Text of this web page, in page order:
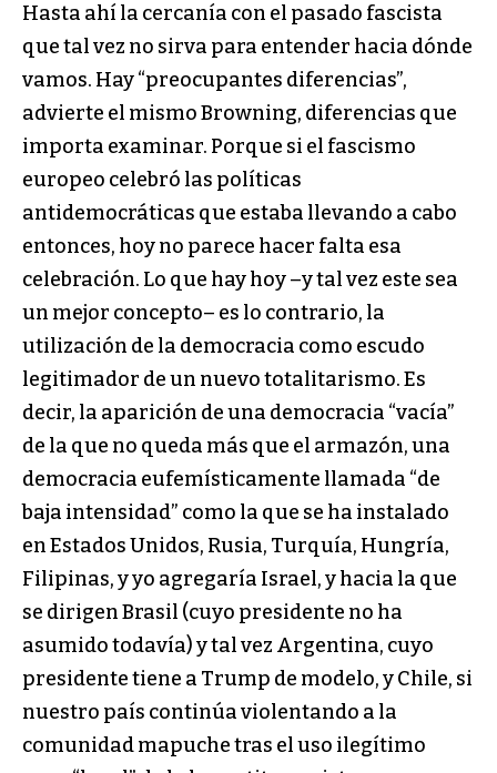
Hasta ahí la cercanía con el pasado fascista
que tal vez no sirva para entender hacia dónde
vamos. Hay “preocupantes diferencias”,
advierte el mismo Browning, diferencias que
importa examinar. Porque si el fascismo
europeo celebró las políticas
antidemocráticas que estaba llevando a cabo
entonces, hoy no parece hacer falta esa
celebración. Lo que hay hoy –y tal vez este sea
un mejor concepto– es lo contrario, la
utilización de la democracia como escudo
legitimador de un nuevo totalitarismo. Es
decir, la aparición de una democracia “vacía”
de la que no queda más que el armazón, una
democracia eufemísticamente llamada “de
baja intensidad” como la que se ha instalado
en Estados Unidos, Rusia, Turquía, Hungría,
Filipinas, y yo agregaría Israel, y hacia la que
se dirigen Brasil (cuyo presidente no ha
asumido todavía) y tal vez Argentina, cuyo
presidente tiene a Trump de modelo, y Chile, si
nuestro país continúa violentando a la
comunidad mapuche tras el uso ilegítimo